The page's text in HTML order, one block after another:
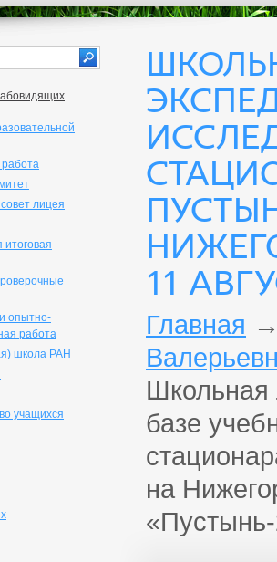
работа
лицея
итоговая
опытно-
работа
школа РАН
учащихся
11
Главная
Школьная
базе
на